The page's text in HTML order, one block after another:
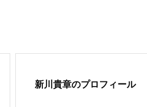
新川貴章のプロフィール